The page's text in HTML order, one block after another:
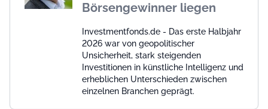
Börsengewinner liegen
Investmentfonds.de - Das erste Halbjahr
2026 war von geopolitischer
Unsicherheit, stark steigenden
Investitionen in künstliche Intelligenz und
erheblichen Unterschieden zwischen
einzelnen Branchen geprägt.